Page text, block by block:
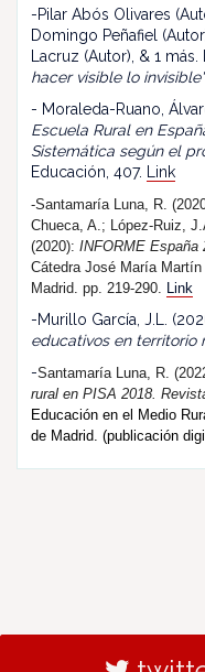
-Pilar Abós Olivares
Domingo Peñafiel
Lacruz (Autor), & 1
hacer visible lo invisible"
- Moraleda-Ruano,
Escuela Rural en
Sistemática según el
Educación, 407.
Link
-Santamaría Luna, R.
Chueca, A.; López-Ruiz,
(2020): INFORME España
Cátedra José María
Madrid. pp. 219-290. Link
-Murillo García, J.L.
educativos en territorio
-Santamaría Luna, R. (202
rural en PISA 2018. R
Educación en el Medio
de Madrid. (publicación